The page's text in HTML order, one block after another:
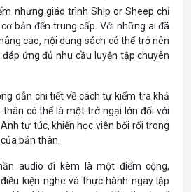
nhưng giáo trình Ship or Sheep chỉ
bản đến trung cấp. Với những ai đã
cao, nội dung sách có thể trở nên
ứng đủ nhu cầu luyện tập chuyên
dẫn chi tiết về cách tự kiểm tra khả
có thể là một trở ngại lớn đối với
tự túc, khiến học viên bối rối trong
bản thân.
audio đi kèm là một điểm cộng,
kiện nghe và thực hành ngay lập